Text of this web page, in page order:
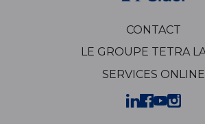
CONTACT
LE GROUPE TETRA
SERVICES ONLINE